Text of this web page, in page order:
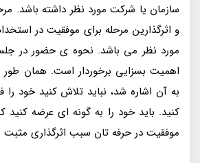
سازمان یا شرکت مورد نظر داشته باشد.
و اثرگذارین مرحله برای موفقیت در
مورد نظر می باشد. نحوه ی حضور در
اهمیت بسزایی برخوردار است. همان
به آن اشاره شد، نباید تلاش کنید خود
کنید. باید خود را به گونه ای عرضه کنید
موفقیت در حرفه تان سبب اثرگذاری مثبت